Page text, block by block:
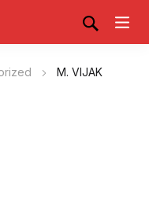
M. VIJAK